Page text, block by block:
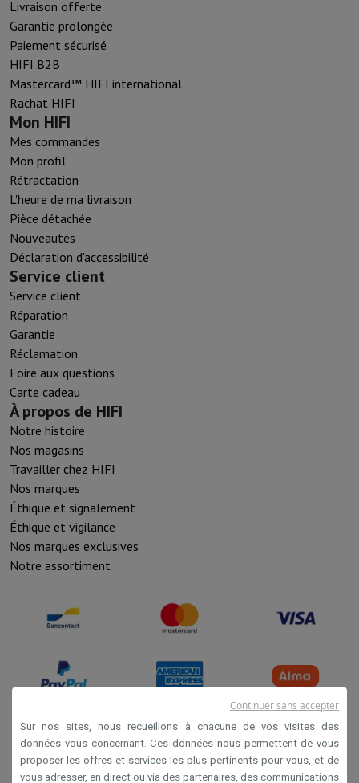
Livraison offerte
Garantie prolongée
Paiement sécurisé
HIFI B2B
Mastercard™ HIFI international
Rachat HIFI
Mon HIFI
Mes commandes
Mon profil
Rétractation
L'heure de ma livraison
Pièce détachée
Nouveautés
Déclaration d'accessibilité
Service client
Service client
Réparation
Garantie
Réclamation
Foire aux questions
Carte cadeau
À propos de HIFI
Notre histoire
Nos magasins
Travailler chez HIFI
Nos marques
Éthique et signalement
Éthique et vigilance
Nos marques exclusives
Notre assortiment
Conditions de vente
Privacy
Sur nos sites, nous recueillons à chacune de vos visites des
données vous concernant. Ces données nous permettent de vous
proposer les offres et services les plus pertinents pour vous, et de
vous adresser, en direct ou via des partenaires, des communications
Continuer sans accepter